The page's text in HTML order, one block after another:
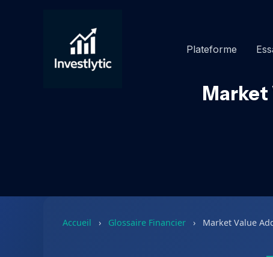
Plateforme
Market
Accueil › Glossaire Financier › Market Value